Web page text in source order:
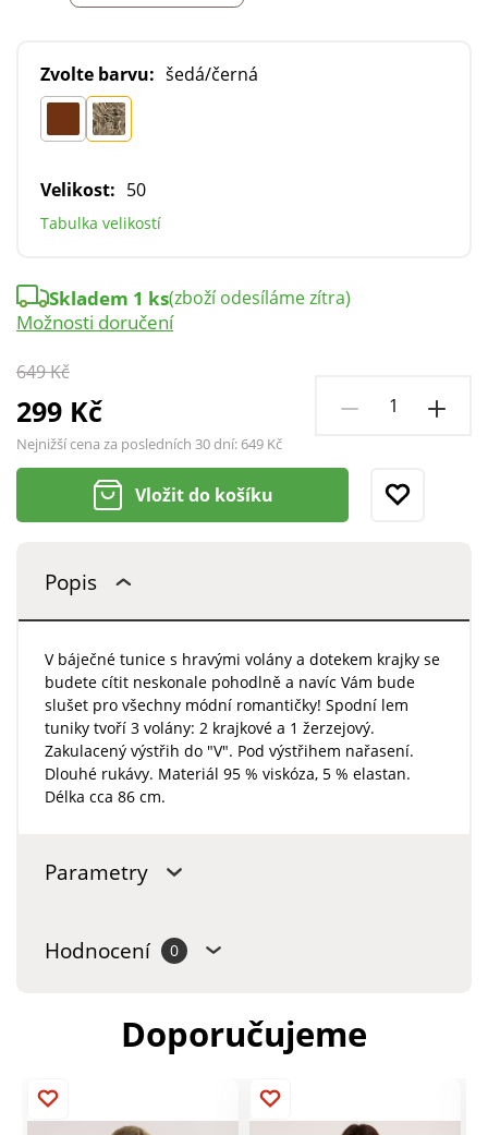
Zvolte barvu: šedá/černá
Velikost: 50
Tabulka velikostí
649 Kč
299 Kč
Nejnižší cena za posledních 30 dní: 649 Kč
Skladem 1 ks(zboží odesíláme zítra)
Možnosti doručení
Vložit do košíku
Popis
V báječné tunice s hravými volány a dotekem krajky se
budete cítit neskonale pohodlně a navíc Vám bude
slušet pro všechny módní romantičky! Spodní lem
tuniky tvoří 3 volány: 2 krajkové a 1 žerzejový.
Zakulacený výstřih do "V". Pod výstřihem nařasení.
Dlouhé rukávy. Materiál 95 % viskóza, 5 % elastan.
Délka cca 86 cm.
Parametry
Hodnocení 0
Doporučujeme